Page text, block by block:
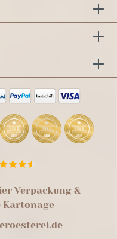
Verpackung &
Kartonage